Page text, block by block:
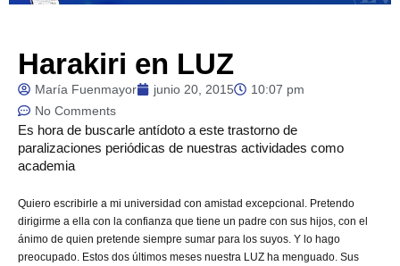
Harakiri en LUZ
María Fuenmayor junio 20, 2015
10:07 pm
No Comments
Es hora de buscarle antídoto a este trastorno de
paralizaciones periódicas de nuestras actividades como
academia
Quiero escribirle a mi universidad con amistad excepcional. Pretendo
dirigirme a ella con la confianza que tiene un padre con sus hijos, con el
ánimo de quien pretende siempre sumar para los suyos. Y lo hago
preocupado. Estos dos últimos meses nuestra LUZ ha menguado. Sus